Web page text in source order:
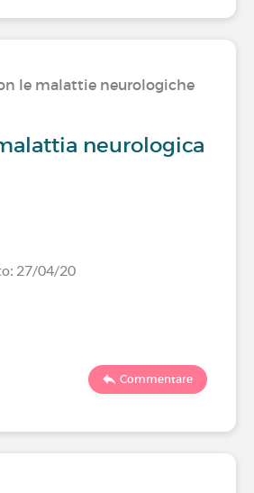
le malattie neurologiche
neurologica
27/04/20
Commentare